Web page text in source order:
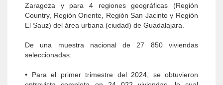
Zaragoza y para 4 regiones geográficas (Región
Country, Región Oriente, Región San Jacinto y Región
El Sauz) del área urbana (ciudad) de Guadalajara.
De una muestra nacional de 27 850 viviendas
seleccionadas:
• Para el primer trimestre del 2024, se obtuvieron